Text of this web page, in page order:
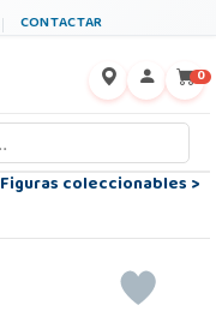
CONTACTAR
0
Figuras coleccionables>